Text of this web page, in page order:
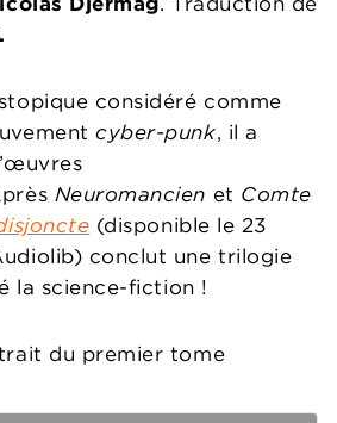
considéré comme
cyber-punk, il a
Neuromancien et Comte
(disponible le 23
conclut une trilogie
la science-fiction !
du premier tome